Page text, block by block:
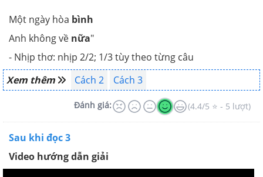
Một ngày hòa bình
Anh không về nữa"
- Nhịp thơ: nhịp 2/2; 1/3 tùy theo từng câu
Xem thêm
Cách 2 Cách 3
Đánh giá: (4.4/5 ⭐ - 5 lượt)
Sau khi đọc 3
Video hướng dẫn giải